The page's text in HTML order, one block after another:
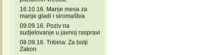
16.10.16. Manje mesa za
manje gladi i siromaštva
09.09.16. Poziv na
sudjelovanje u javnoj raspravi
08.09.16. Tribina: Za bolji
Zakon